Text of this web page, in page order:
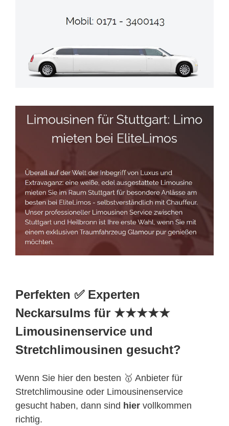
Perfekten ✅ Experten
Neckarsulms für ★★★★★
Limousinenservice und
Stretchlimousinen gesucht?
Wenn Sie hier den besten 🥇 Anbieter für
Stretchlimousine oder Limousinenservice
gesucht haben, dann sind hier vollkommen
richtig.